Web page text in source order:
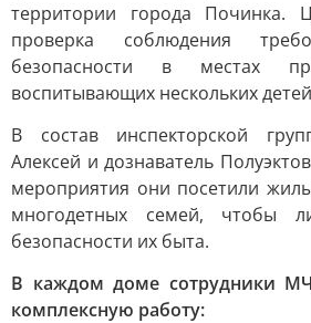
территории города Починка.
проверка соблюдения
безопасности в местах
воспитывающих нескольких
В состав инспекторской
Алексей и дознаватель
мероприятия они посетили
многодетных семей, чтобы
безопасности их быта.
В каждом доме сотрудники
комплексную работу: